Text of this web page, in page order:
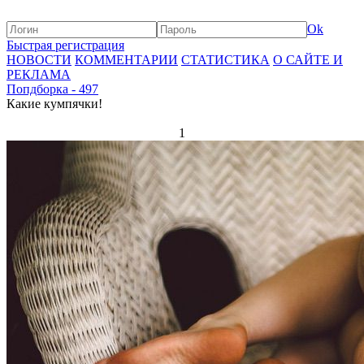
Ok
Быстрая регистрация
НОВОСТИ КОММЕНТАРИИ СТАТИСТИКА О САЙТЕ И
РЕКЛАМА
Попдборка - 497
Какие кумпячки!
1